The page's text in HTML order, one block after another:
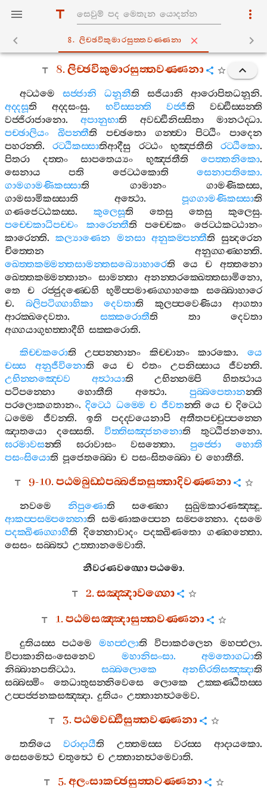
8. ලිච‍්ඡවිකුමාරසුත‍්තවණ‍්ණනා
8.ලිච‍්ඡවිකුමාරසුත‍්තවණ‍්ණනා
අට‍්ඨමෙ සජ‍්ජානි ධනූනීති සජියානි ආරොපිතධනූනි.
අද‍්දසූති අද‍්දසංසු. භවිස‍්සන‍්ති වජ‍්ජීති
වඩ‍්ඪිස‍්සන‍්ති
වජ‍්ජිරාජානො.අපානුභාති අවඩ‍්ඪිනිස‍්සිතා මානථද‍්ධා.
පච‍්ඡාලියං
ඛිපන‍්තීති පච‍්ඡතො ගන‍්ත්‍වා පිට‍්ඨිං
පාදෙන
පහරන‍්ති.රට‍්ඨිකස‍්සාතිආදීසු රට‍්ඨං භුඤ‍්ජතීති රට‍්ඨිකො.
පිතරා
දත‍්තං සාපතෙය්‍යං භුඤ‍්ජතීති පෙත‍්තනිකො.
සෙනාය
පති ජෙට‍්ඨකොති සෙනාපතිකො.
ගාමගාමණිකස‍්සාති ගාමානං ගාමණිකස‍්ස,
ගාමසාමිකස‍්සාති
අත්‍ථො. පූගගාමණිකස‍්සාති
ගණජෙට‍්ඨකස‍්ස. කුලෙසූති තෙසු තෙසු කුලෙසු.
පච‍්චෙකාධිපච‍්චං
කාරෙන‍්තීති පච‍්චෙකං
ජෙට‍්ඨකට‍්ඨානං
කාරෙන‍්ති.කල්‍යාණෙන මනසා අනුකම‍්පන‍්තීති සුන්‍දරෙන
චිත‍්තෙන
අනුග‍්ගණ‍්හන‍්ති.
ඛෙත‍්තකම‍්මන‍්තසාමන‍්තසබ්‍යොහාරෙති යෙ ච
අත‍්තනො
ඛෙත‍්තකම‍්මන‍්තානං සාමන‍්තා අනන‍්තරක‍්ඛෙත‍්තසාමිනො,
තෙ
ච රජ‍්ජුදණ‍්ඩෙහි භූමිප‍්පමාණග‍්ගාහකෙ
සබ‍්බොහාරෙ
ච. බලිපටිග‍්ගාහිකා දෙවතාති කුලප‍්පවෙණියා
ආගතා
ආරක‍්ඛදෙවතා. සක‍්කරොතීති තා
දෙවතා
අග‍්ගයාගුභත‍්තාදීහි සක‍්කරොති.
කිච‍්චකරොති උප‍්පන‍්නානං කිච‍්චානං කාරකො. යෙ
චස‍්ස
අනුජීවිනොති යෙ ච එතං උපනිස‍්සාය ජීවන‍්ති.
උභින‍්නඤ‍්චෙව
අත්‍ථායාති උභින‍්නම‍්පි
හිතත්‍ථාය
පටිපන‍්නො
හොතීති අත්‍ථො. පුබ‍්බපෙතානන‍්ති
පරලොකගතානං.දිට‍්ඨෙ ධම‍්මෙ ච ජීවතන‍්ති යෙ ච දිට‍්ඨෙ
ධම‍්මෙ
ජීවන‍්ති. ඉති පදද‍්වයෙනාපි
අතීතපච‍්චුප‍්පන‍්නෙ
ඤාතයො
දස‍්සෙති. විත‍්තිසඤ‍්ජනනොති තුට‍්ඨිජනනො.
ඝරමාවසන‍්ති ඝරාවාසං වසන‍්තො. පුජ‍්ජො
හොති
පසංසියොති පූජෙතබ‍්බො ච පසංසිතබ‍්බො ච හොතීති.
9-10.පඨමබුඩ‍්ඪපබ‍්බජිතසුත‍්තාදිවණ‍්ණනා
නවමෙ නිපුණොති සණ‍්හො සුඛුමකාරණඤ‍්ඤූ.
ආකප‍්පසම‍්පන‍්නොති සමණාකප‍්පෙන සම‍්පන‍්නො.දසමෙ
පදක‍්ඛිණග‍්ගාහීති දින‍්නොවාදං පදක‍්ඛිණතො ගණ‍්හන‍්තො.
සෙසං සබ‍්බත්‍ථ උත‍්තානමෙවාති.
නීවරණවග‍්ගොපඨමො.
2.සඤ‍්ඤාවග‍්ගො
1.පඨමසඤ‍්ඤාසුත‍්තවණ‍්ණනා
දුතියස‍්ස පඨමෙ මහප‍්ඵලාති විපාකඵලෙන මහප‍්ඵලා.
විපාකානිසංසෙනෙව
මහානිසංසා. අමතොගධාති
නිබ‍්බානපතිට‍්ඨා. සබ‍්බලොකෙ අනභිරතිසඤ‍්ඤාති
සබ‍්බස‍්මිං
තෙධාතුසන‍්නිවෙසෙ ලොකෙ
උක‍්කණ‍්ඨිතස‍්ස
උප‍්පජ‍්ජනකසඤ‍්ඤා. දුතියං උත‍්තානත්‍ථමෙව.
3.පඨමවඩ‍්ඪීසුත‍්තවණ‍්ණනා
තතියෙ වරාදායීති උත‍්තමස‍්ස වරස‍්ස ආදායකො.
සෙසමෙත්‍ථ චතුත්‍ථෙ ච උත‍්තානත්‍ථමෙවාති.
5.අලංසාකච‍්ඡසුත‍්තවණ‍්ණනා